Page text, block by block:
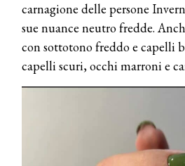
carnagione delle persone
sue nuance neutro fredde.
con sottotono freddo e capelli
capelli scuri, occhi marroni e